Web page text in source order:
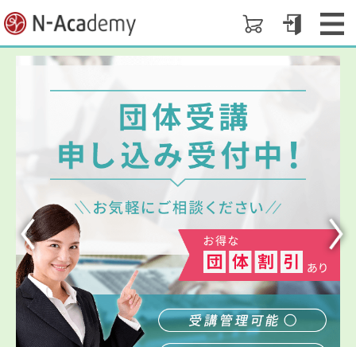
資格取得・趣味をオンラインで学べるN-